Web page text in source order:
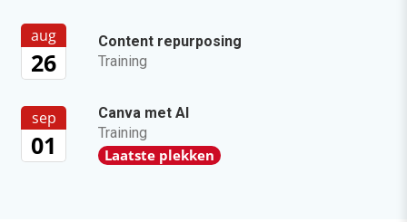
aug
26
Content repurposing
Training
sep
01
Canva met AI
Training
Laatste plekken